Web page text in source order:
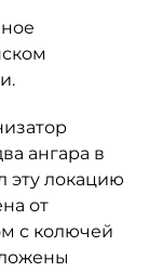
ангара в
эту локацию
от
с колючей